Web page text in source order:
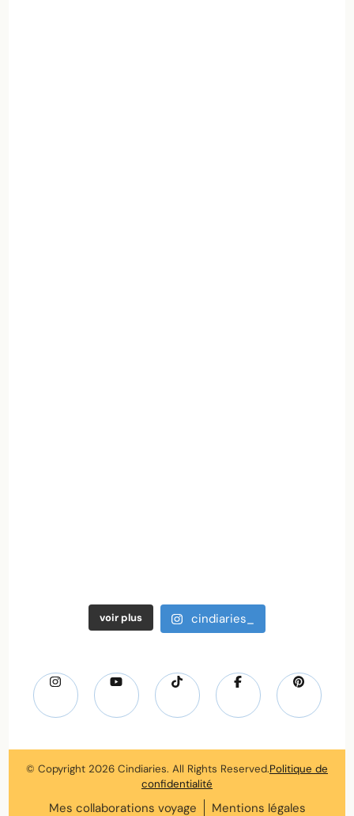
voir plus cindiaries_
© Copyright 2026 Cindiaries. All Rights Reserved.Politique de
confidentialité
Mes collaborations voyage Mentions légales